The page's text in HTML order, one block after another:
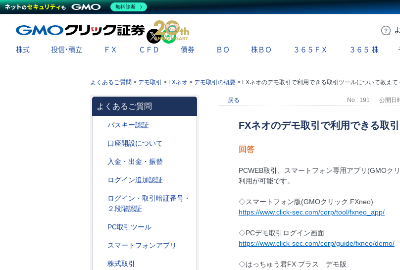
X
株式 投信・積立 ＦＸ ＣＦＤ 債券 ＢＯ 株ＢＯ ３６５ＦＸ ３６５ 株
よくあるご質問 > デモ取引 > FXネオ > デモ取引の概要 > FXネオのデモ取引で利用できる取引ツールについて教えて
よくあるご質問
パスキー認証
口座開設について
入金・出金・振替
ログイン追加認証
ログイン・取引暗証番号・
２段階認証
PC取引ツール
スマートフォンアプリ
株式取引
戻る No : 191 公開日
FXネオのデモ取引で利用できる取
回答
PCWEB取引、スマートフォン専用アプリ(GMOク
利用が可能です。
◇スマートフォン版(GMOクリック FXneo)
https://www.click-sec.com/corp/tool/fxneo_app/
◇PCデモ取引ログイン画面
https://www.click-sec.com/corp/guide/fxneo/demo/
◇はっちゅう君FX プラス デモ版
無料診断